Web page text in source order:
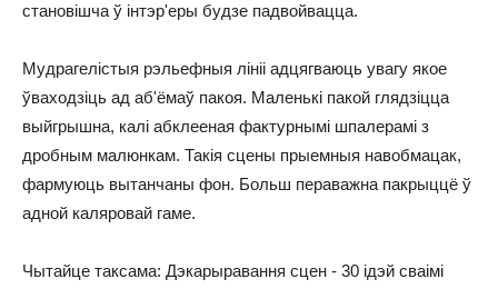
становішча ў інтэр'еры будзе падвойвацца.
Мудрагелістыя рэльефныя лініі адцягваюць увагу якое
ўваходзіць ад аб'ёмаў пакоя. Маленькі пакой глядзіцца
выйгрышна, калі абклееная фактурнымі шпалерамі з
дробным малюнкам. Такія сцены прыемныя навобмацак,
фармуюць вытанчаны фон. Больш пераважна пакрыццё ў
адной каляровай гаме.
Чытайце таксама: Дэкарыравання сцен - 30 ідэй сваімі